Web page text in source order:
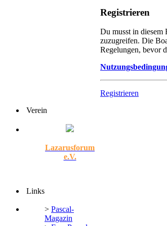
Registrieren
Du musst in diesem
zuzugreifen. Die
Regelungen, bevor
Registrieren
Verein
Lazarusforum
e.V.
Links
> Pascal-
Magazin